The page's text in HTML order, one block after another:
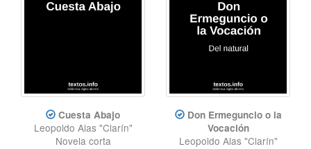
Cuesta Abajo
Leopoldo Alas "Clarín"
Novela corta
Don Ermeguncio o la
Vocación
Leopoldo Alas "Clarín"